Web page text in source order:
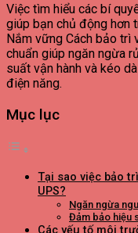
Việc tìm hiểu các bí
giúp bạn chủ động hơn
Nắm vững Cách bảo trì
chuẩn giúp ngăn ngừa
suất vận hành và kéo
điện năng.
Mục lục
Tại sao việc bảo
UPS?
Ngăn ngừa
Đảm bảo hiệu